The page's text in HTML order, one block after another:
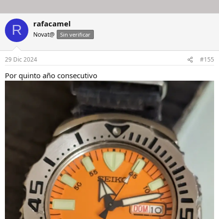
R rafacamel
Novat@ Sin verificar
29 Dic 2024 #155
Por quinto año consecutivo